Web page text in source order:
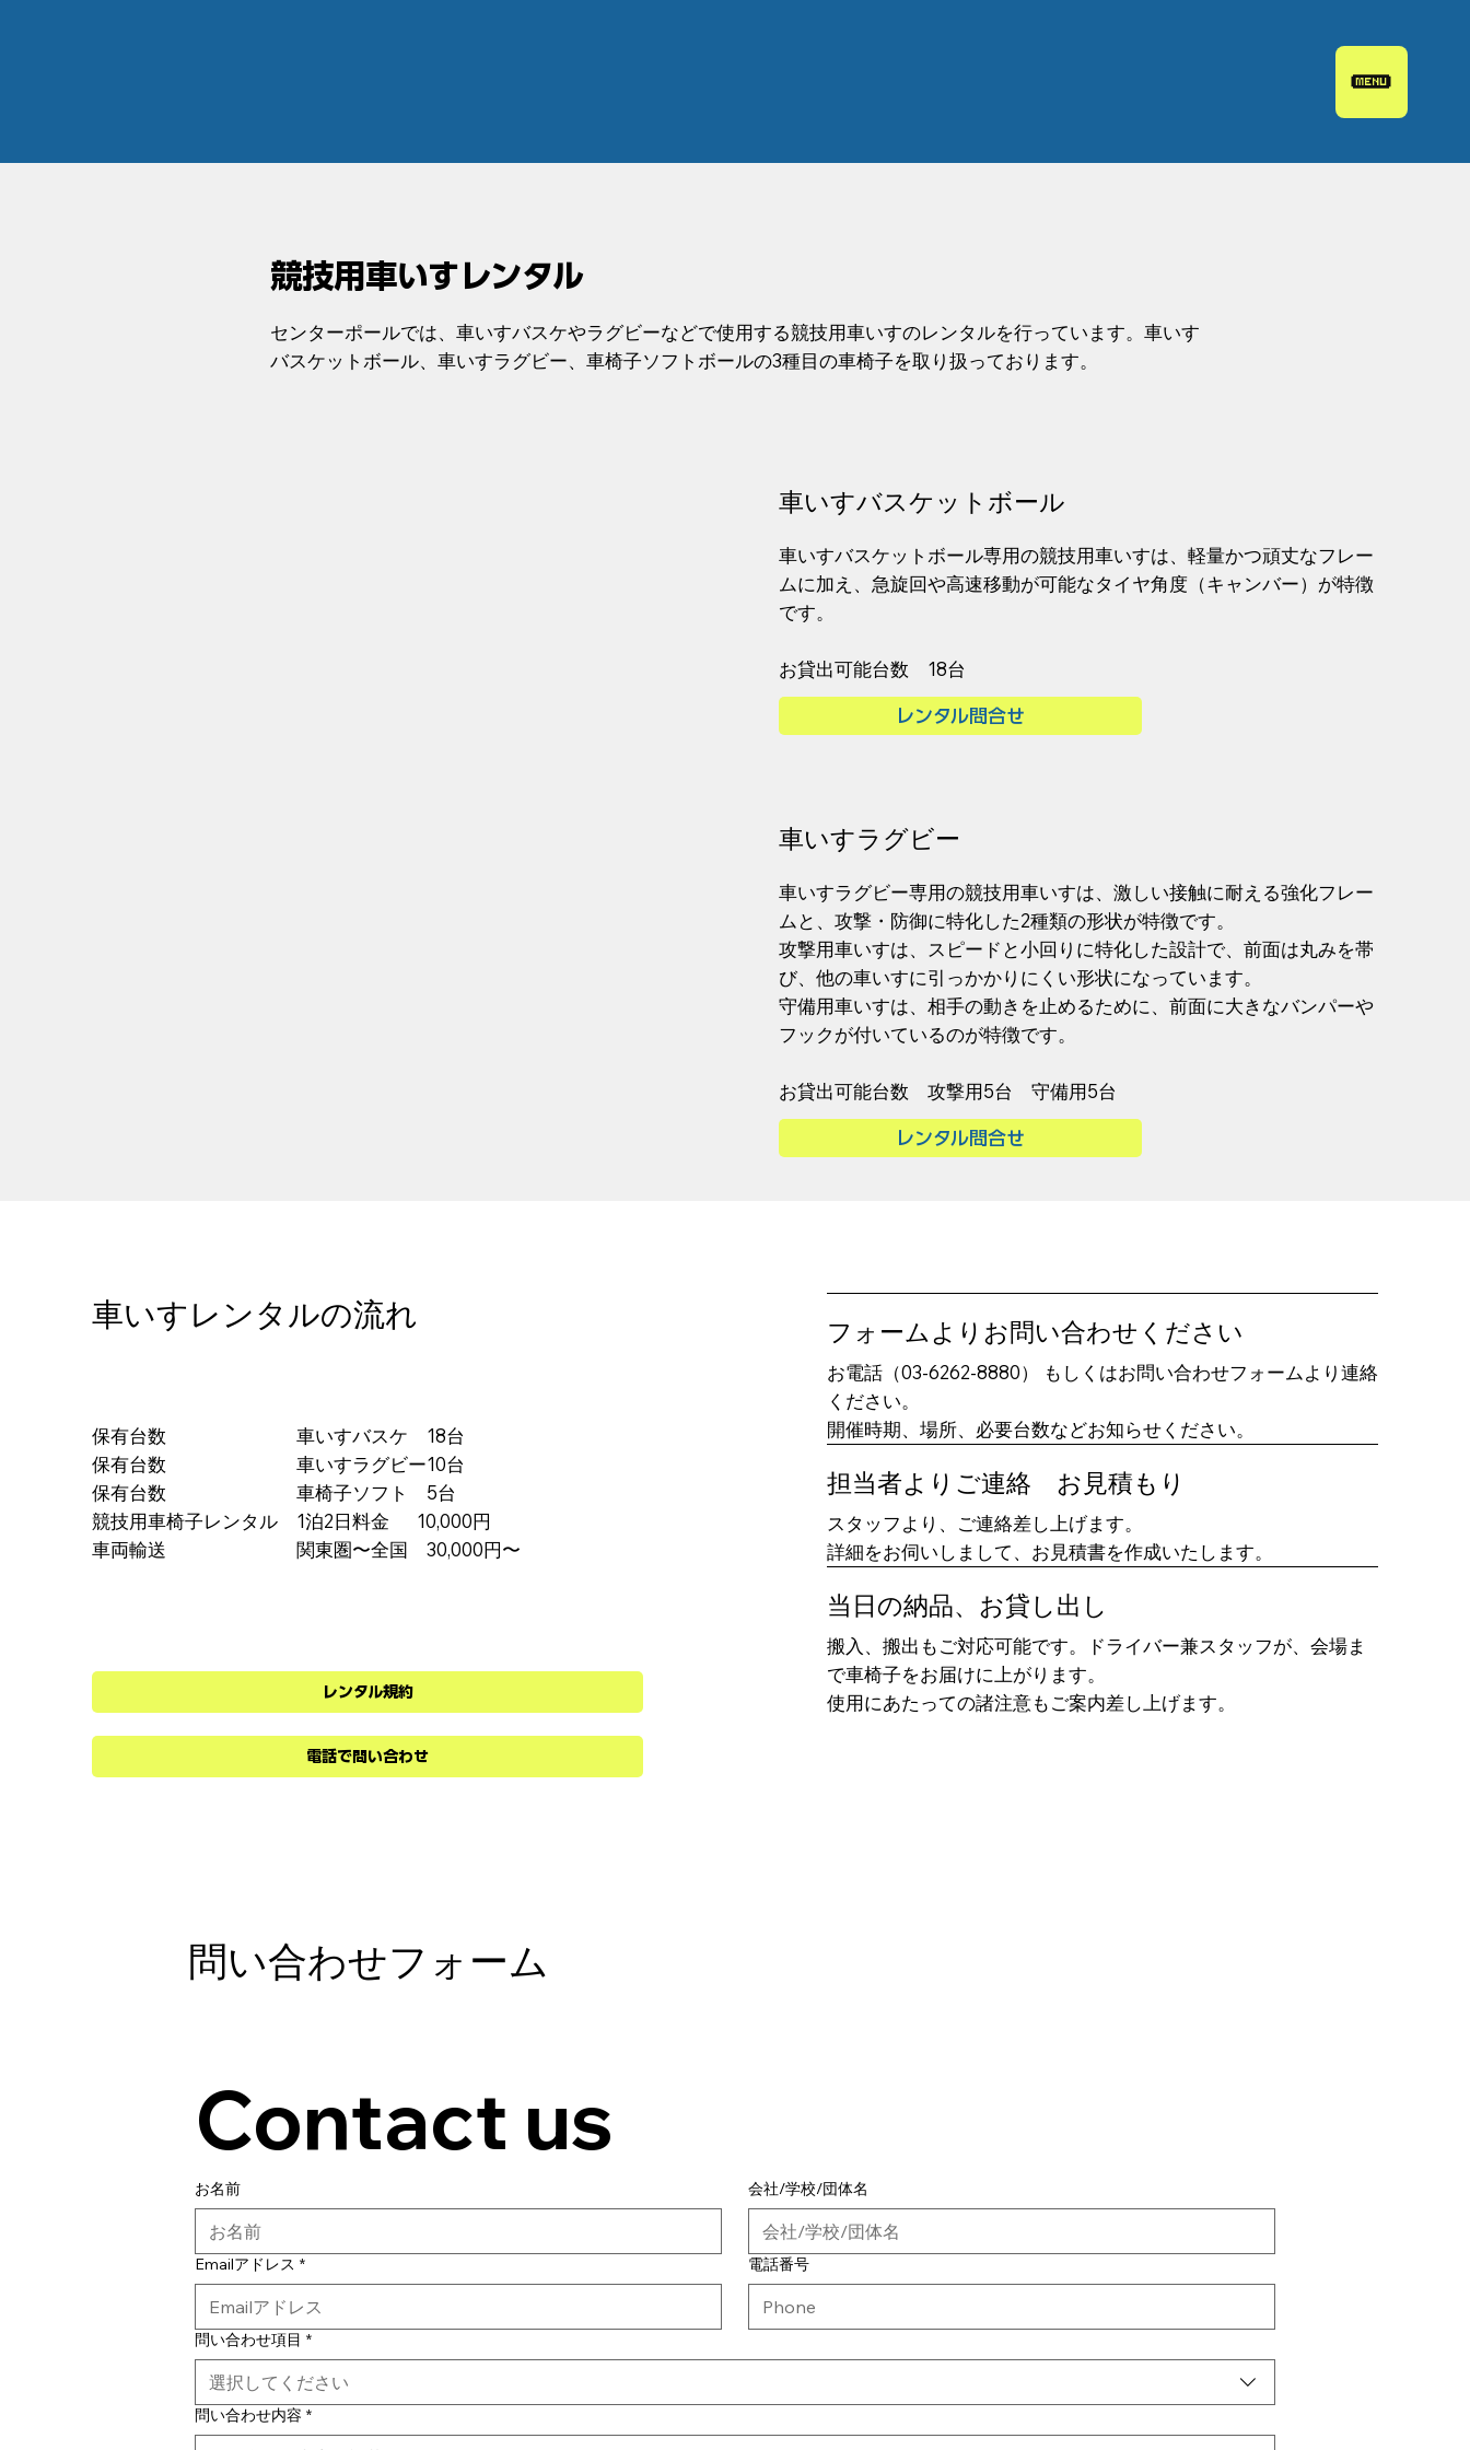
​車いすレンタルの流れ
保有台数 車いすバスケ 18台
保有台数 車いすラグビー10台
​保有台数 車椅子ソフト 5台
競技用車椅子レンタル 1泊2日料金 10,000円
車両輸送 関東圏〜全国 30,000円〜
レンタル規約
電話で問い合わせ
​フォームよりお問い合わせください
お電話（03-6262-8880） もしくはお問い合わせフォームより連絡
ください。
​開催時期、場所、必要台数などお知らせください。
​担当者よりご連絡 お見積もり
スタッフより、ご連絡差し上げます。
​詳細をお伺いしまして、お見積書を作成いたします。
​当日の納品、お貸し出し
搬入、搬出もご対応可能です。ドライバー兼スタッフが、会場ま
で車椅子をお届けに上がります。
​使用にあたっての諸注意もご案内差し上げます。
競技用車いすレンタル
センターポールでは、車いすバスケやラグビーなどで使用する競技用車いすのレンタルを行っています。車いす
バスケットボール、車いすラグビー、車椅子ソフトボールの3種目の車椅子を取り扱っております。
​車いすバスケットボール
車いすバスケットボール専用の競技用車いすは、軽量かつ頑丈なフレー
ムに加え、急旋回や高速移動が可能なタイヤ角度（キャンバー）が特徴
です。
​お貸出可能台数 18台
レンタル問合せ
​車いすラグビー
車いすラグビー専用の競技用車いすは、激しい接触に耐える強化フレー
ムと、攻撃・防御に特化した2種類の形状が特徴です。
攻撃用車いすは、スピードと小回りに特化した設計で、前面は丸みを帯
び、他の車いすに引っかかりにくい形状になっています。
守備用車いすは、相手の動きを止めるために、前面に大きなバンパーや
フックが付いているのが特徴です。
​お貸出可能台数 攻撃用5台 守備用5台
レンタル問合せ
​問い合わせフォーム
Contact us
お名前 会社/学校/団体名
Emailアドレス * 電話番号
問い合わせ項目 *
選択してください
問い合わせ内容 *